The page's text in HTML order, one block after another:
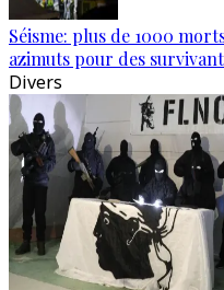
Séisme: plus de 1000
azimuts pour des
Divers